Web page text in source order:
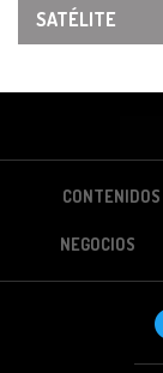
SATÉLITE
CONTENIDOS
NEGOCIOS